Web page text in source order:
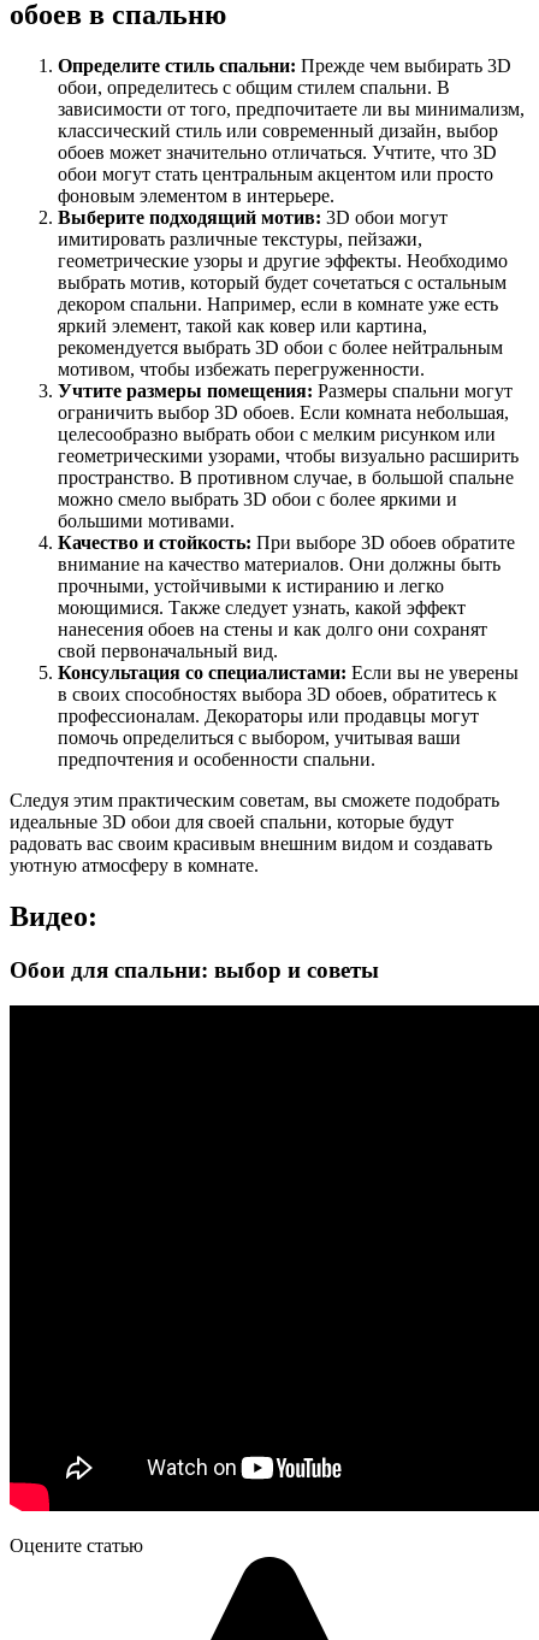
обоев в спальню
Определите стиль спальни: Прежде чем выбирать 3D
обои, определитесь с общим стилем спальни. В
зависимости от того, предпочитаете ли вы минимализм,
классический стиль или современный дизайн, выбор
обоев может значительно отличаться. Учтите, что 3D
обои могут стать центральным акцентом или просто
фоновым элементом в интерьере.
Выберите подходящий мотив: 3D обои могут
имитировать различные текстуры, пейзажи,
геометрические узоры и другие эффекты. Необходимо
выбрать мотив, который будет сочетаться с остальным
декором спальни. Например, если в комнате уже есть
яркий элемент, такой как ковер или картина,
рекомендуется выбрать 3D обои с более нейтральным
мотивом, чтобы избежать перегруженности.
Учтите размеры помещения: Размеры спальни могут
ограничить выбор 3D обоев. Если комната небольшая,
целесообразно выбрать обои с мелким рисунком или
геометрическими узорами, чтобы визуально расширить
пространство. В противном случае, в большой спальне
можно смело выбрать 3D обои с более яркими и
большими мотивами.
Качество и стойкость: При выборе 3D обоев обратите
внимание на качество материалов. Они должны быть
прочными, устойчивыми к истиранию и легко
моющимися. Также следует узнать, какой эффект
нанесения обоев на стены и как долго они сохранят
свой первоначальный вид.
Консультация со специалистами: Если вы не уверены
в своих способностях выбора 3D обоев, обратитесь к
профессионалам. Декораторы или продавцы могут
помочь определиться с выбором, учитывая ваши
предпочтения и особенности спальни.
Следуя этим практическим советам, вы сможете подобрать
идеальные 3D обои для своей спальни, которые будут
радовать вас своим красивым внешним видом и создавать
уютную атмосферу в комнате.
Видео:
Обои для спальни: выбор и советы
Оцените статью